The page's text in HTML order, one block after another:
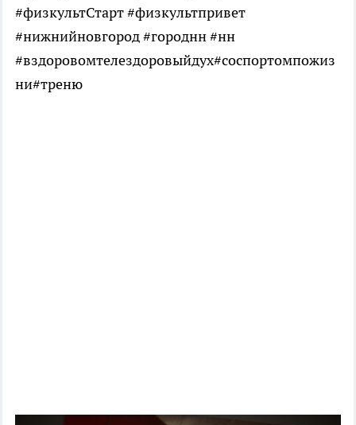
#физкультСтарт #физкультпривет
#нижнийновгород #городнн #нн
#вздоровомтелездоровыйдух#соспортомпожиз
ни#треню